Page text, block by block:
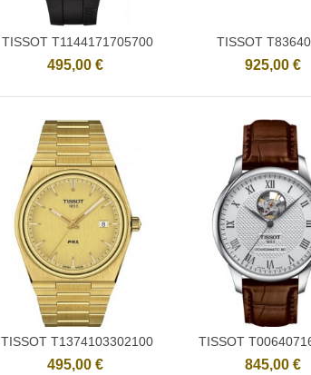
Ajouter
TISSOT T1144171705700
495,00 €
Ajouter
TISSOT
925,00 €
Ajouter
TISSOT T1374103302100
495,00 €
Ajouter
TISSOT
845,00 €